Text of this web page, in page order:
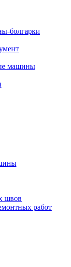
болгарки
машины
швов
работ